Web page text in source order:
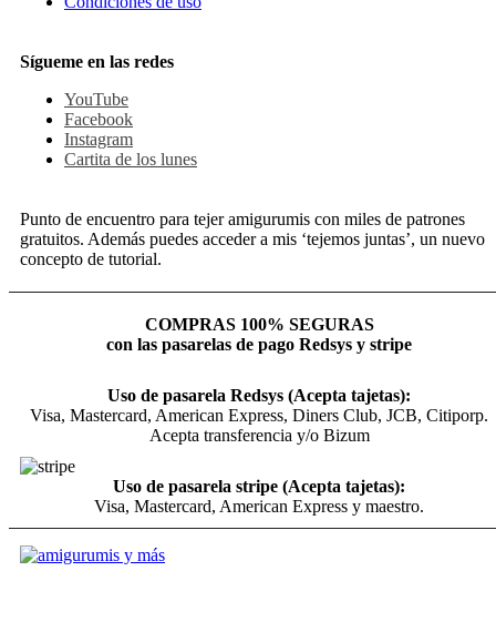
Sígueme en las redes
YouTube
Facebook
Instagram
Cartita de los lunes
Punto de encuentro para tejer amigurumis con miles de patrones
gratuitos. Además puedes acceder a mis ‘tejemos juntas’, un nuevo
concepto de tutorial.
COMPRAS 100% SEGURAS
con las pasarelas de pago Redsys y stripe
Uso de pasarela Redsys (Acepta tajetas):
Visa, Mastercard, American Express, Diners Club, JCB, Citiporp.
Acepta transferencia y/o Bizum
Uso de pasarela stripe (Acepta tajetas):
Visa, Mastercard, American Express y maestro.